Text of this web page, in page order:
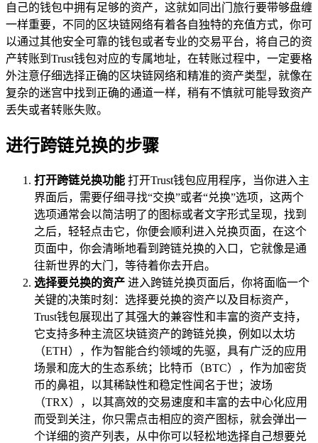
自己的钱包中拥有足够的资产，这就如同出门旅行要带够盘缠
一样重要，不同的区块链网络有着各自独特的充值方式，你可
以通过其他安全可靠的钱包或者专业的交易平台，将自己的资
产转账到Trust钱包对应的专属地址，在转账过程中，一定要格
外注意仔细选择正确的区块链网络和精准的资产类型，就像在
复杂的迷宫中找到正确的通道一样，稍有不慎就可能导致资产
丢失或者转账失败。
进行跨链兑换的步骤
打开跨链兑换功能 打开Trust钱包应用程序，当你进入主
界面后，需要仔细寻找“交换”或者“兑换”选项，这两个
选项通常会以简洁明了的图标或者文字形式呈现，找到
之后，轻轻点击它，你便会顺利进入兑换页面，在这个
页面中，你会清晰地看到跨链兑换的入口，它就像是通
往新世界的大门，等待着你去开启。
选择要兑换的资产 进入跨链兑换页面后，你将面临一个
关键的决策时刻：选择要兑换的资产以及目标资产，
Trust钱包展现出了其强大的兼容性和丰富的资产支持，
它支持多种主流区块链资产的跨链兑换，例如以太坊
（ETH），作为智能合约领域的先驱，具有广泛的应用
场景和庞大的生态系统；比特币（BTC），作为加密货
币的鼻祖，以其稀缺性和稳定性闻名于世；波场
（TRX），以其高效的交易速度和丰富的去中心化应用
而受到关注，你只需点击相应的资产图标，就会弹出一
个详细的资产列表，从中你可以轻松地选择自己想要兑